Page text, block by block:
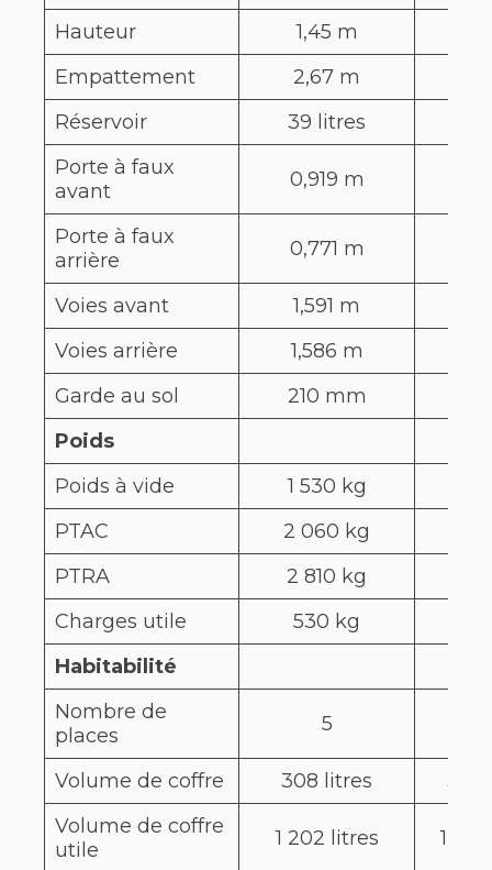
Hauteur 1,45 m
Empattement
2,67 m
Réservoir
39 litres
Porte à faux
avant
0,919 m
Porte à faux
arrière
0,771 m
Voies avant 1,591 m
Voies arrière
1,586 m
Garde au sol
210 mm
Poids
Poids à vide
1 530 kg
PTAC
2 060 kg
PTRA
2 810 kg
Charges utile
530 kg
Habitabilité
Nombre de
places
5
Volume de coffre 308 litres
352
Volume de coffre
utile
1 202 litres 1